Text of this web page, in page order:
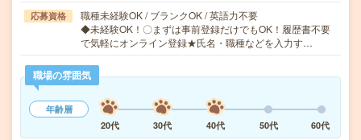
応募資格
職種未経験OK / ブランクOK / 英語力不要
◆未経験OK！〇まずは事前登録だけでもOK！履歴書不要
で気軽にオンライン登録★氏名・職種などを入力す…
職場の雰囲気
年齢層
20代
30代 40代 50代 60代